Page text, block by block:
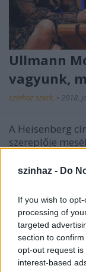
szinhaz - Do
If you wish to
processing of
targeted
section to
opt-out request
interest-based
Ullmann
vagyunk,
szinhaz szerk. • 2018.
A Heisenberg
szereplője
köszöni, jól van.